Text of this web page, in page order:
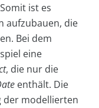
ist es
aufzubauen, die
Bei dem
eine
, die nur die
enthält. Die
der modellierten